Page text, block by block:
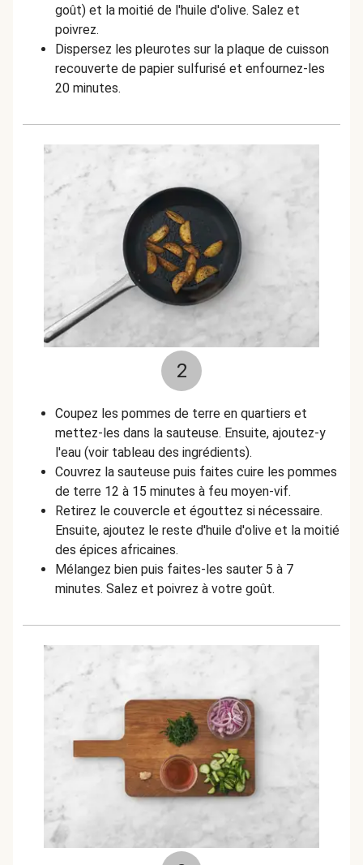
goût) et la moitié de l'huile d'olive. Salez et
poivrez.
Dispersez les pleurotes sur la plaque de cuisson
recouverte de papier sulfurisé et enfournez-les
20 minutes.
2
Coupez les pommes de terre en quartiers et
mettez-les dans la sauteuse. Ensuite, ajoutez-y
l'eau (voir tableau des ingrédients).
Couvrez la sauteuse puis faites cuire les pommes
de terre 12 à 15 minutes à feu moyen-vif.
Retirez le couvercle et égouttez si nécessaire.
Ensuite, ajoutez le reste d'huile d'olive et la moitié
des épices africaines.
Mélangez bien puis faites-les sauter 5 à 7
minutes. Salez et poivrez à votre goût.